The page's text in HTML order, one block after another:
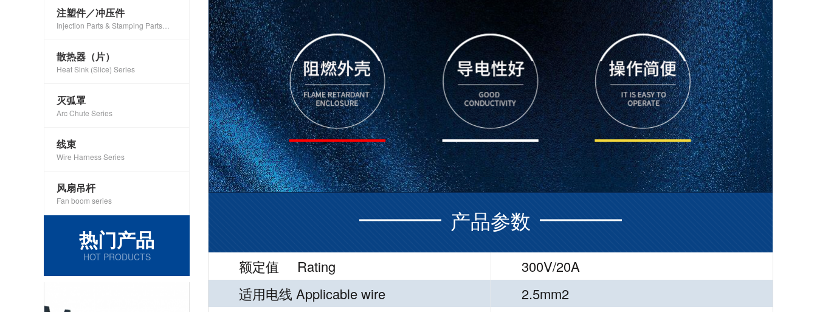
注塑件／冲压件
Injection Parts & Stamping Parts
散热器（片）
Heat Sink (Slice) Series
灭弧罩
Arc Chute Series
线束
Wire Harness Series
风扇吊杆
Fan boom series
热门产品
HOT PRODUCTS
产品参数
额定值 Rating
300V/20A
适用电线 Applicable wire
2.5mm2